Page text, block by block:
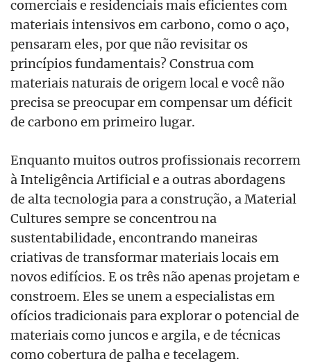
comerciais e residenciais mais eficientes com
materiais intensivos em carbono, como o aço,
pensaram eles, por que não revisitar os
princípios fundamentais? Construa com
materiais naturais de origem local e você não
precisa se preocupar em compensar um déficit
de carbono em primeiro lugar.
Enquanto muitos outros profissionais recorrem
à Inteligência Artificial e a outras abordagens
de alta tecnologia para a construção, a Material
Cultures sempre se concentrou na
sustentabilidade, encontrando maneiras
criativas de transformar materiais locais em
novos edifícios. E os três não apenas projetam e
constroem. Eles se unem a especialistas em
ofícios tradicionais para explorar o potencial de
materiais como juncos e argila, e de técnicas
como cobertura de palha e tecelagem.